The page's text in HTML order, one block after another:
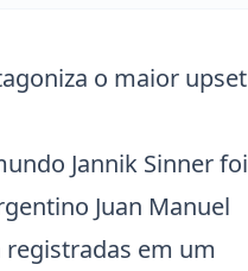
o maior upset
Jannik Sinnerfoi
Juan Manuel
registradas em um